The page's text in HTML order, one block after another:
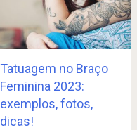
Tatuagem no Braço
Feminina 2023:
exemplos, fotos,
dicas!